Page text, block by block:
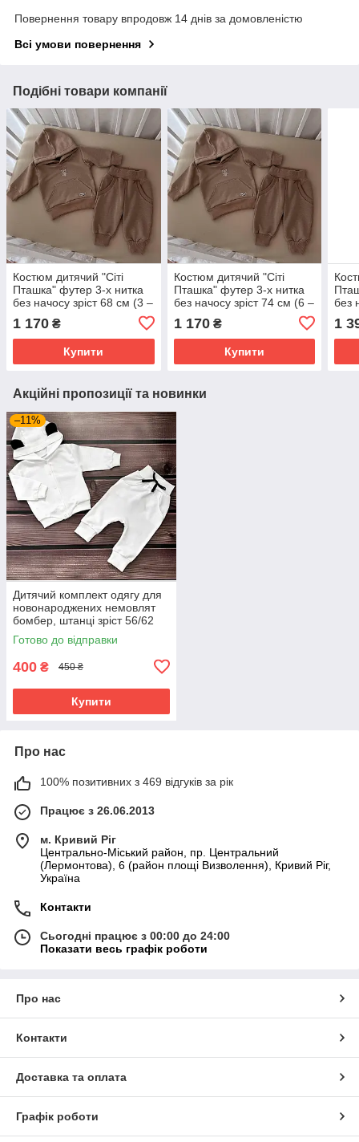
Повернення товару впродовж 14 днів за домовленістю
Всі умови повернення
Подібні товари компанії
Костюм дитячий "Сіті
Пташка" футер 3-х нитка
без начосу зріст 68 см (3 –
1 170 ₴
Купити
Костюм дитячий "Сіті
Пташка" футер 3-х нитка
без начосу зріст 74 см (6 –
1 170₴
Купити
без
1
Акційні пропозиції та новинки
–11%
Дитячий комплект одягу для
новонароджених немовлят
бомбер, штанці зріст 56/62
см BST молочний
Готово до відправки
400 ₴ 450 ₴
Купити
Про нас
100% позитивних з 469 відгуків за рік
Працює з 26.06.2013
м. Кривий Ріг
Центрально-Міський район, пр. Центральний
(Лермонтова), 6 (район площі Визволення), Кривий Ріг,
Україна
Контакти
Сьогодні працює з 00:00 до 24:00
Показати весь графік роботи
Про нас
Контакти
Доставка та оплата
Графік роботи